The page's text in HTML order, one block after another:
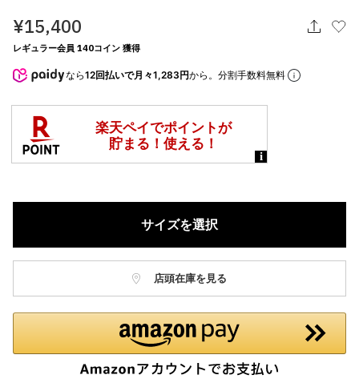
¥15,400
レギュラー会員 140コイン 獲得
なら12回払いで月々1,283円から。分割手数料無料
サイズを選択
店頭在庫を見る